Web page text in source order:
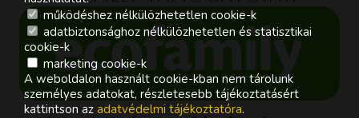
működéshez nélkülözhetetlen cookie-k
adatbiztonsághoz nélkülözhetetlen és statisztikai
cookie-k
marketing cookie-k
A weboldalon használt cookie-kban nem tárolunk
személyes adatokat, részletesebb tájékoztatásért
kattintson az adatvédelmi tájékoztatóra.